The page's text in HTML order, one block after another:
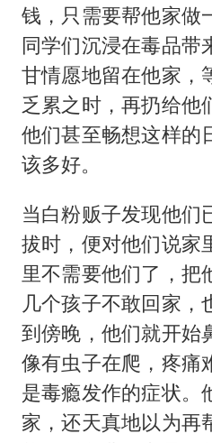
钱，只需要帮他家做
同学们沉浸在毒品带
甘情愿地留在他家，
乏累之时，再扔给他
他们甚至畅想这样的
该多好。
当白粉贩子发现他们
拔时，便对他们说家
里不需要他们了，把
几个孩子不敢回家，
到傍晚，他们就开始
像有虫子在爬，疼痛
是毒瘾发作的症状。
家，还天真地以为再